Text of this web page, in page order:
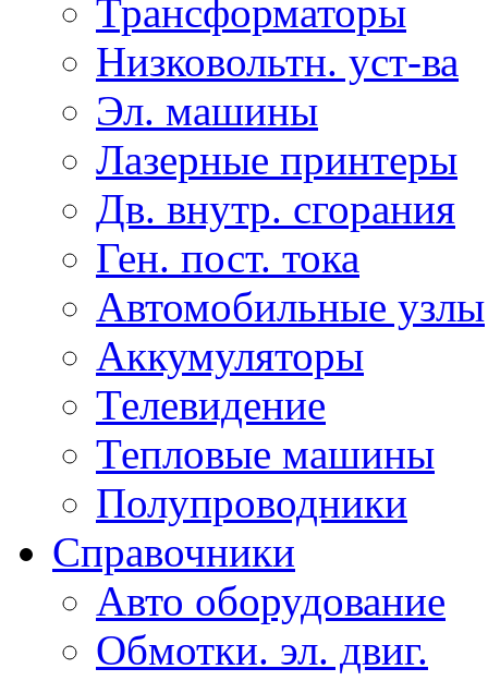
Трансформаторы
Низковольтн. уст-ва
Эл. машины
Лазерные принтеры
Дв. внутр. сгорания
Ген. пост. тока
Автомобильные узлы
Аккумуляторы
Телевидение
Тепловые машины
Полупроводники
Справочники
Авто оборудование
Обмотки. эл. двиг.